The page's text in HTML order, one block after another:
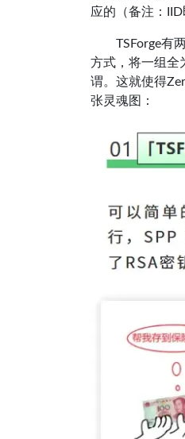
应的（备注：
TSForge有
方式，将一组全
谓。这就使得
张灵魂图：